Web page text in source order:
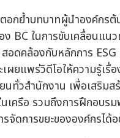
BC ในการขับเคลื่อนแนว
ดคล้องกับหลักการ
ยแพร่วิดีโอให้ความรู้เรื่
ทั่วสำนักงาน เพื่อเสริม
เครือ รวมถึงการฝึกอบร
ดการขยะขององค์กรได้